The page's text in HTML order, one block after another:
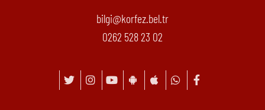
bilgi@korfez.bel.tr
0262 528 23 02